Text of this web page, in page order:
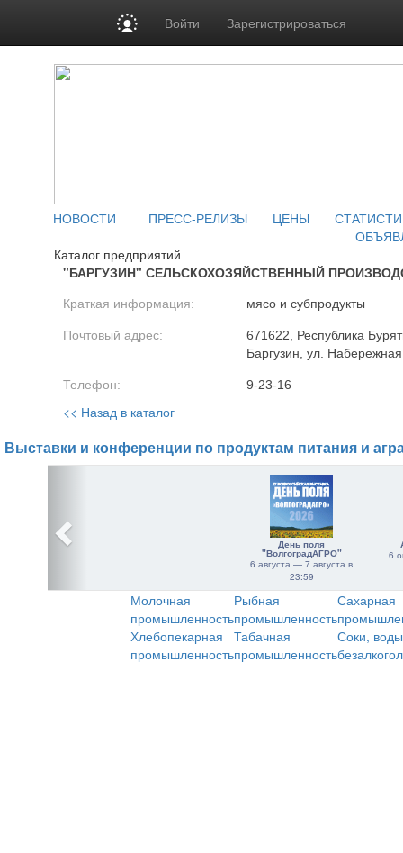
Войти Зарегистрироваться
НОВОСТИ ПРЕСС-РЕЛИЗЫ ЦЕНЫ
Каталог предприятий
"БАРГУЗИН" СЕЛЬСКОХОЗЯЙСТВЕННЫЙ
Краткая информация: мясо и субпродукты
Почтовый адрес:
671622, Республика
Баргузин, ул.
Телефон: 9-23-16
<< Назад в каталог
Выставки и конференции по продуктам питания и
День поля
"ВолгоградАГРО"
6 августа — 7 августа в
23:59
6
Молочная
промышленность
Рыбная
промышленность
Сахарная
Хлебопекарная
промышленность
Табачная
промышленность
Соки,